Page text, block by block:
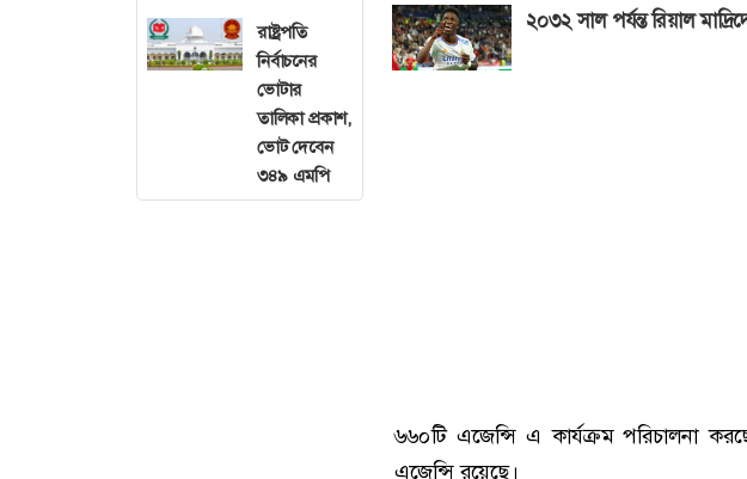
রাষ্ট্রপতি
নির্বাচনের
ভোটার
তালিকা প্রকাশ,
ভোট দেবেন
৩৪৯ এমপি
২০৩২ সাল পর্যন্ত রিয়াল
৬৬০টি এজেন্সি এ কার্যক্রম পরিচালনা
এজেন্সি রয়েছে।